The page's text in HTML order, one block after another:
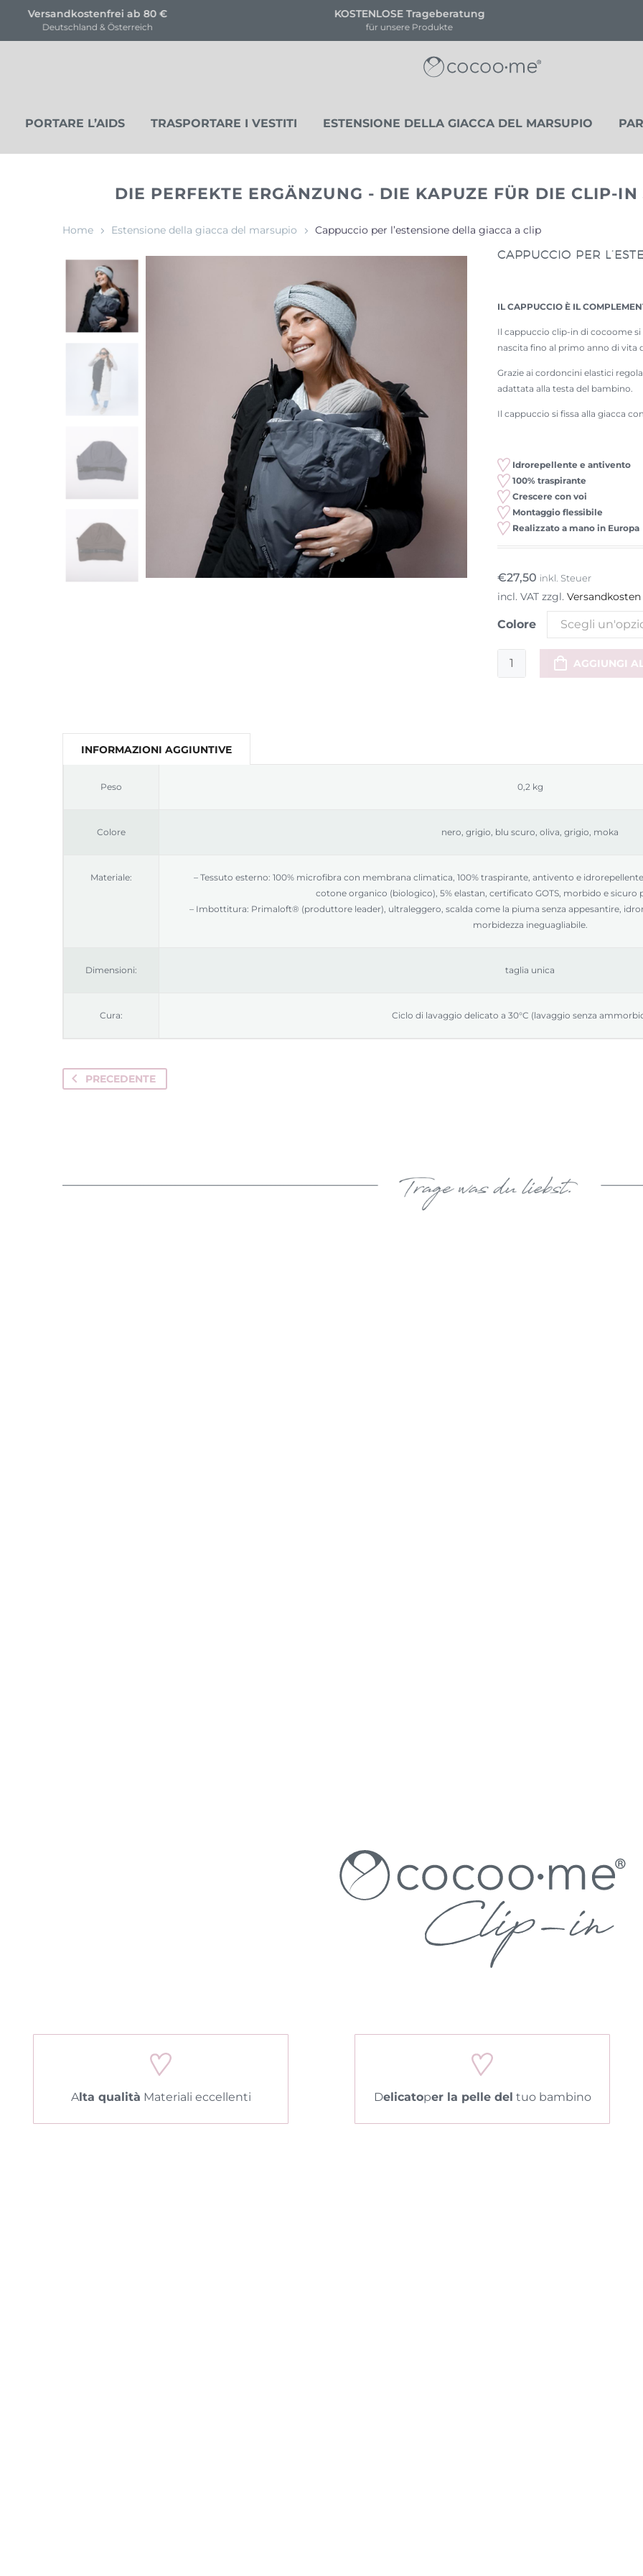
KOSTENLOSE Trageberatung
für unsere Produkte
!!NEU!! NOVA HEART EDITION
PORTARE L’AIDS TRASPORTARE I VESTITI ESTENSIONE DELLA GIACCA DEL MARSUPIO
DIE PERFEKTE ERGÄNZUNG - DIE KAPUZE FÜR DIE CLIP-
Home Estensione della giacca del marsupio Cappuccio per l’estensione della giacca a clip
CAPPUCCIO PER
IL CAPPUCCIO È IL
Il cappuccio clip-in di cocoome si
nascita fino al primo anno di vita
Grazie ai cordoncini elastici
adattata alla testa del bambino.
Il cappuccio si fissa alla giacca
Idrorepellente e antivento
100% traspirante
Crescere con voi
Montaggio flessibile
Realizzato a mano in Europa
€27,50 inkl. Steuer
incl. VAT zzgl. Versandkosten
Colore Scegli
Cappuccio
quantità
AGGIUNGI
INFORMAZIONI AGGIUNTIVE
Peso 0,2 kg
Colore nero, grigio, blu scuro, oliva, grigio, moka
Materiale:
– Tessuto esterno: 100% microfibra con membrana climatica, 100% traspirante, antivento e
cotone organico (biologico), 5% elastan, certificato GOTS, morbido e sicuro
– Imbottitura: Primaloft® (produttore leader), ultraleggero, scalda come la piuma senza appesantire,
morbidezza ineguagliabile.
Dimensioni: taglia unica
Cura: Ciclo di lavaggio delicato a 30°C (lavaggio senza
PRECEDENTE
Alta qualità Materiali eccellenti Delicatoper la pelle del tuo bambino